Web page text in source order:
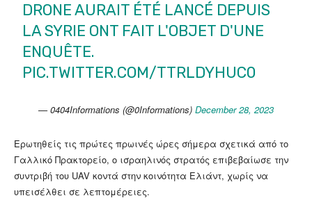
DRONE AURAIT ÉTÉ LANCÉ DEPUIS
LA SYRIE ONT FAIT L'OBJET D'UNE
ENQUÊTE.
PIC.TWITTER.COM/TTRLDYHUC0
— 0404Informations (@0Informations) December 28, 2023
Ερωτηθείς τις πρώτες πρωινές ώρες σήμερα σχετικά από το
Γαλλικό Πρακτορείο, ο ισραηλινός στρατός επιβεβαίωσε την
συντριβή του UAV κοντά στην κοινότητα Ελιάντ, χωρίς να
υπεισέλθει σε λεπτομέρειες.